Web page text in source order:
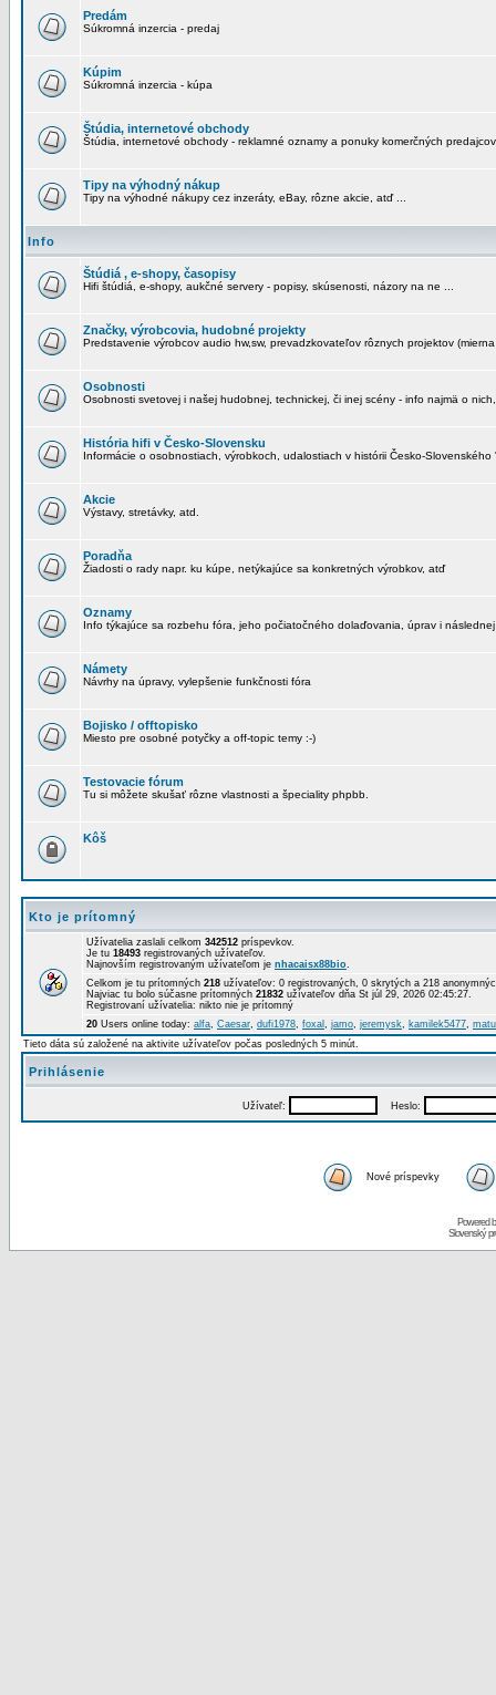
Predám
Súkromná inzercia - predaj
Kúpim
Súkromná inzercia - kúpa
Štúdia, internetové obchody
Štúdia, internetové obchody - reklamné oznamy a ponuky komerčných predajcov
Tipy na výhodný nákup
Tipy na výhodné nákupy cez inzeráty, eBay, rôzne akcie, atď ...
Info
Štúdiá , e-shopy, časopisy
Hifi štúdiá, e-shopy, aukčné servery - popisy, skúsenosti, názory na ne ...
Značky, výrobcovia, hudobné projekty
Predstavenie výrobcov audio hw,sw, prevadzkovateľov rôznych projektov
Osobnosti
Osobnosti svetovej i našej hudobnej, technickej, či inej scény - info najmä o
História hifi v Česko-Slovensku
Informácie o osobnostiach, výrobkoch, udalostiach v histórii Česko-Slovenského
Akcie
Výstavy, stretávky, atd.
Poradňa
Žiadosti o rady napr. ku kúpe, netýkajúce sa konkretných výrobkov, atď
Oznamy
Info týkajúce sa rozbehu fóra, jeho počiatočného dolaďovania, úprav i
Námety
Návrhy na úpravy, vylepšenie funkčnosti fóra
Bojisko / offtopisko
Miesto pre osobné potyčky a off-topic temy :-)
Testovacie fórum
Tu si môžete skušať rôzne vlastnosti a špeciality phpbb.
Kôš
Kto je prítomný
Užívatelia zaslali celkom 342512 príspevkov.
Je tu 18493 registrovaných užívateľov.
Najnovším registrovaným užívateľom je nhacaisx88bio.
Celkom je tu prítomných 218 užívateľov: 0 registrovaných, 0 skrytých a 218
Najviac tu bolo súčasne prítomných 21832 užívateľov dňa St júl 29, 2026 02:45:27.
Registrovaní užívatelia: nikto nie je prítomný
20 Users online today: alfa, Caesar, dufi1978, foxal , jamo, jeremysk, kamilek5477,
Tieto dáta sú založené na aktivite užívateľov počas posledných 5 minút.
Prihlásenie
Užívateľ: Heslo:
Nové príspevky
Powered
Slovenský